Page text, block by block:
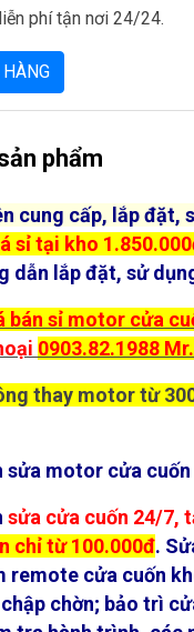
phí tận nơi 24/24.
phẩm
cung cấp, lắp đặt,
sỉ tại kho
dẫn lắp đặt, sử
bán sỉ motor cửa
0903.82.1988
thay motor từ
sửa motor cửa
sửa cửa cuốn 24/7,
chỉ từ 100.000đ.
remote cửa cuốn
chờn; bảo trì